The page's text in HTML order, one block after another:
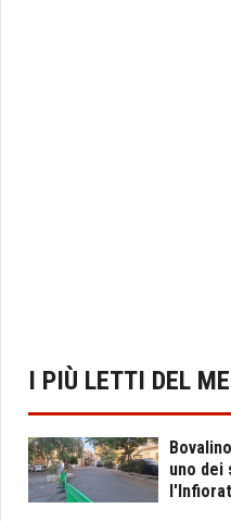
I PIÙ LETTI DEL
uno dei